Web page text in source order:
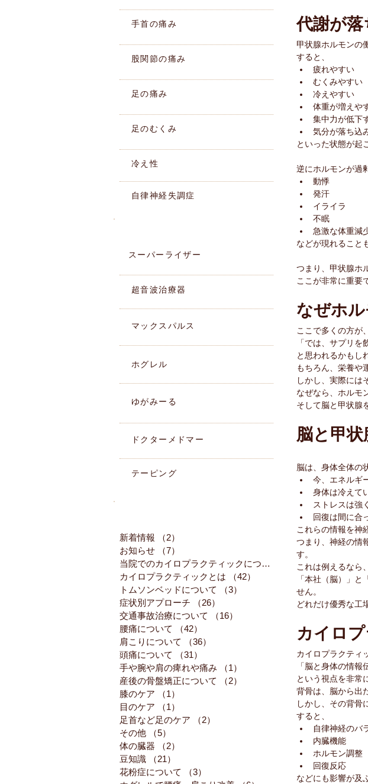
代謝が
甲状腺ホルモンの
すると、
疲れやすい
むくみやすい
冷えやすい
体重が増えや
集中力が低下
気分が落ち込
といった状態が起
逆にホルモンが過
動悸
発汗
イライラ
不眠
急激な体重減
などが現れること
つまり、甲状腺ホ
ここが非常に重要
なぜホ
ここで多くの方が、
「では、サプリを
と思われるかもし
もちろん、栄養や
しかし、実際には
なぜなら、ホルモ
そして脳と甲状腺
脳と甲状
脳は、身体全体の
今、エネルギ
身体は冷えて
ストレスは強
回復は間に合
これらの情報を神
つまり、神経の情
す。
これは例えるなら、
「本社（脳）」
せん。
どれだけ優秀な工
カイロ
カイロプラクティ
「脳と身体の情報
という視点を非常
背骨は、脳から出
しかし、その背骨
すると、
自律神経のバ
内臓機能
ホルモン調整
回復反応
などにも影響が及
手首の痛み
股関節の痛み
足の痛み
足のむくみ
冷え性
自律神経失調症
新着情報 （2）
お知らせ
（7）
当院でのカイロプラクティックについて
（14）14件の記事
カイロプラクティックとは
（42）
トムソンベッドについて
（3）
症状別アプローチ
（26）
交通事故治療について
（16）
腰痛について
（42）
肩こりについて
（36）
頭痛について
（31）
手や腕や肩の痺れや痛み
（1）
産後の骨盤矯正について
（2）
膝のケア
（1）
目のケア
（1）
足首など足のケア
（2）
その他
（5）
体の臓器
（2）
豆知識
（21）
花粉症について
（3）
スーパーライザー
​超音波治療器
マックスパルス
ホグレル
ゆがみーる
ドクターメドマー
テーピング